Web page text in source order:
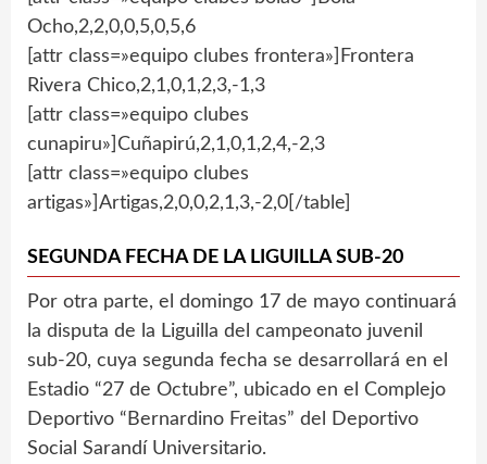
Ocho,2,2,0,0,5,0,5,6
[attr class=»equipo clubes frontera»]Frontera
Rivera Chico,2,1,0,1,2,3,-1,3
[attr class=»equipo clubes
cunapiru»]Cuñapirú,2,1,0,1,2,4,-2,3
[attr class=»equipo clubes
artigas»]Artigas,2,0,0,2,1,3,-2,0[/table]
SEGUNDA FECHA DE LA LIGUILLA SUB-20
Por otra parte, el domingo 17 de mayo continuará
la disputa de la Liguilla del campeonato juvenil
sub-20, cuya segunda fecha se desarrollará en el
Estadio “27 de Octubre”, ubicado en el Complejo
Deportivo “Bernardino Freitas” del Deportivo
Social Sarandí Universitario.